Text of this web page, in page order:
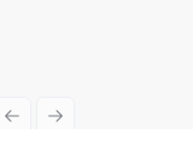
Previous slide
Next slide